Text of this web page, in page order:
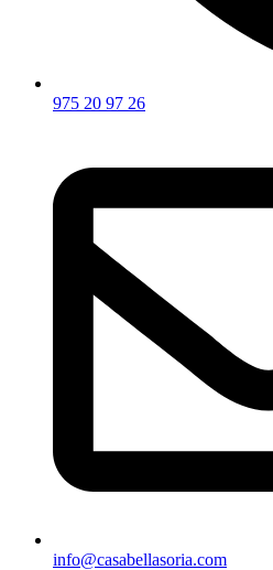
975 20 97 26
info@casabellasoria.com